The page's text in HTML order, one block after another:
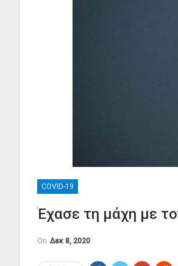
COVID-19
Έχασε τη μάχη με
On Δεκ 8, 2020